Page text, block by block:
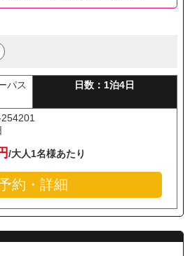
パス
日数：1泊4日
/大人1名様あたり
約・詳細